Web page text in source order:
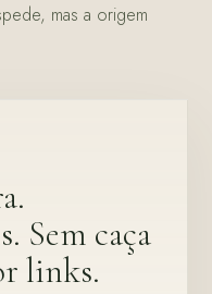
mas a origem
Sem caça
links.